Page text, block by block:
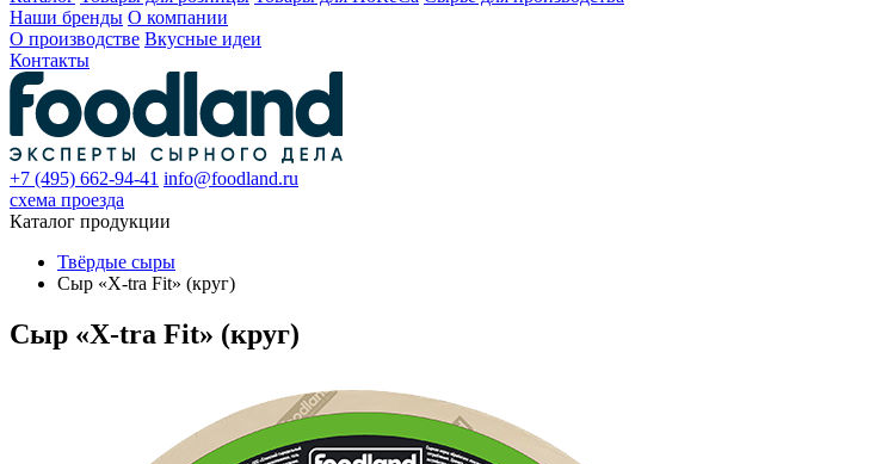
Наши бренды О компании
О производстве Вкусные идеи
Контакты
+7 (495) 662-94-41 info@foodland.ru
схема проезда
Каталог продукции
Твёрдые сыры
Сыр «X-tra Fit» (круг)
Сыр «X-tra Fit» (круг)